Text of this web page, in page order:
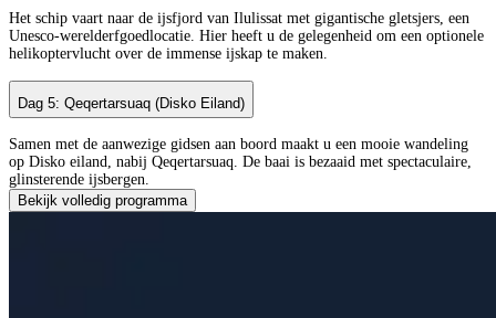
Het schip vaart naar de ijsfjord van Ilulissat met gigantische gletsjers, een
Unesco-werelderfgoedlocatie. Hier heeft u de gelegenheid om een optionele
helikoptervlucht over de immense ijskap te maken.
Dag 5: Qeqertarsuaq (Disko Eiland)
Samen met de aanwezige gidsen aan boord maakt u een mooie wandeling
op Disko eiland, nabij Qeqertarsuaq. De baai is bezaaid met spectaculaire,
glinsterende ijsbergen.
Bekijk volledig programma